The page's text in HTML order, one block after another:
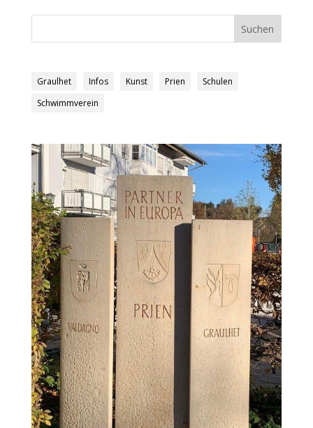
Graulhet Infos Kunst Prien
Schulen
Schwimmverein